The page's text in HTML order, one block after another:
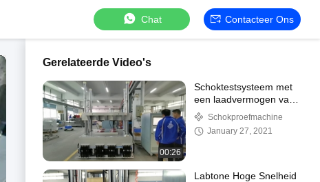
Chat Contacteer Ons
Gerelateerde Video's
00:26
Schoktestsysteem met
een laadvermogen van
1000 kg
Schokproefmachine
January 27, 2021
Labtone Hoge Snelheid